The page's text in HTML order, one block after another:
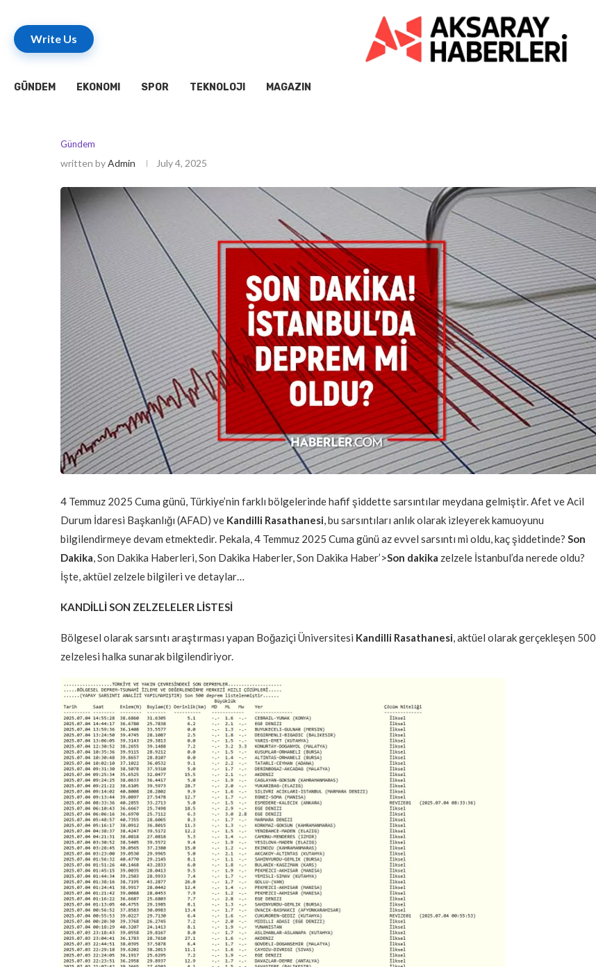
Write Us
GÜNDEM EKONOMI SPOR TEKNOLOJI MAGAZIN
Gündem
written byAdmin July 4, 2025
4 Temmuz 2025 Cuma günü, Türkiye’nin farklı bölgelerinde hafif şiddette sarsıntılar meydana gelmiştir. Afet ve Acil
Durum İdaresi Başkanlığı (AFAD) ve Kandilli Rasathanesi, bu sarsıntıları anlık olarak izleyerek kamuoyunu
bilgilendirmeye devam etmektedir. Pekala, 4 Temmuz 2025 Cuma günü az evvel sarsıntı mi oldu, kaç şiddetinde? Son
Dakika, Son Dakika Haberleri, Son Dakika Haberler, Son Dakika Haber’>Son dakika zelzele İstanbul’da nerede oldu?
İşte, aktüel zelzele bilgileri ve detaylar…
KANDİLLİ SON ZELZELELER LİSTESİ
Bölgesel olarak sarsıntı araştırması yapan Boğaziçi Üniversitesi Kandilli Rasathanesi, aktüel olarak gerçekleşen 500
zelzelesi halka sunarak bilgilendiriyor.